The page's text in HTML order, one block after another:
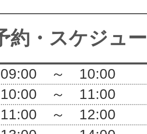
サイトマッ
約・スケジュ
09:00 ～
10:00 ～
11:00 ～